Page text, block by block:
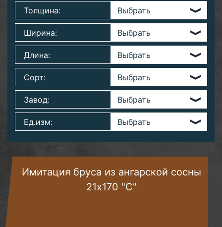
Толщина:
Ширина:
Длина:
Сорт:
Завод:
Ед.изм:
Имитация бруса из ангарской сосны
21х170 "С"